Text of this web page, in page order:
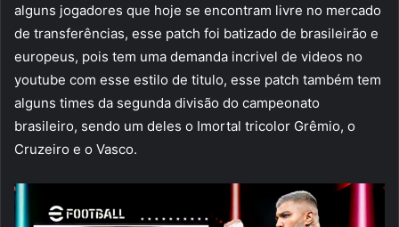
alguns jogadores que hoje se encontram livre no mercado
de transferências, esse patch foi batizado de brasileirão e
europeus, pois tem uma demanda incrivel de videos no
youtube com esse estilo de titulo, esse patch também tem
alguns times da segunda divisão do campeonato
brasileiro, sendo um deles o Imortal tricolor Grêmio, o
Cruzeiro e o Vasco.